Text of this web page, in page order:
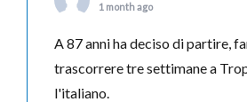
1 month ago
A 87 anni ha deciso di partire,
trascorrere tre settimane a
l'italiano.